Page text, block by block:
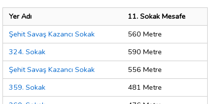
Yer Adı
11. Sokak Mesafe
Şehit Savaş Kazancı Sokak
560 Metre
324. Sokak
590 Metre
Şehit Savaş Kazancı Sokak
556 Metre
359. Sokak
481 Metre